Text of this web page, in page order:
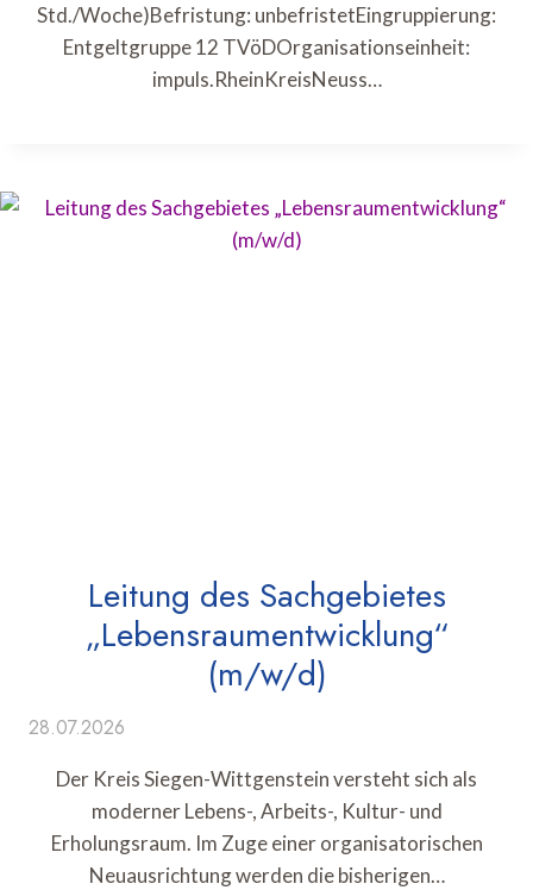
Std./Woche)Befristung: unbefristetEingruppierung:
Entgeltgruppe 12 TVöDOrganisationseinheit:
impuls.RheinKreisNeuss…
Leitung des Sachgebietes
„Lebensraumentwicklung“
(m/w/d)
28.07.2026
Der Kreis Siegen-Wittgenstein versteht sich als
moderner Lebens-, Arbeits-, Kultur- und
Erholungsraum. Im Zuge einer organisatorischen
Neuausrichtung werden die bisherigen…